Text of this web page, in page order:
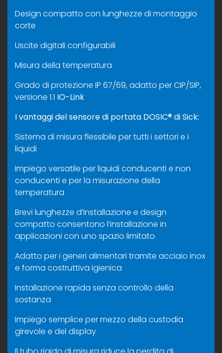
Design compatto con lunghezze di montaggio
corte
Uscite digitali configurabili
Misura della temperatura
Grado di protezione IP 67/69, adatto per CIP/SIP,
versione 1.1 IO-Link
I vantaggi del sensore di portata DOSIC® di Sick:
Sistema di misura flessibile per tutti i settori e i
liquidi
Impiego versatile per liquidi conducenti e non
conducenti e per la misurazione della
temperatura
Brevi lunghezze d’installazione e design
compatto consentono l’installazione in
applicazioni con uno spazio limitato
Adatto per i generi alimentari tramite acciaio inox
e forma costruttiva igienica
Installazione rapida senza controllo della
sostanza
Impiego semplice per mezzo della custodia
girevole e del display